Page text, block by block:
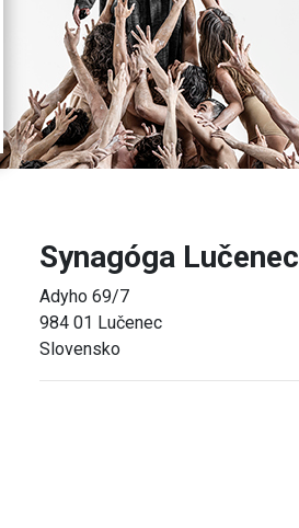
Synagóga Lučenec
Adyho 69/7
984 01 Lučenec
Slovensko